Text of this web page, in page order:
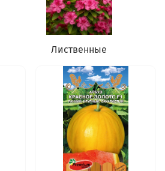
Лиственные